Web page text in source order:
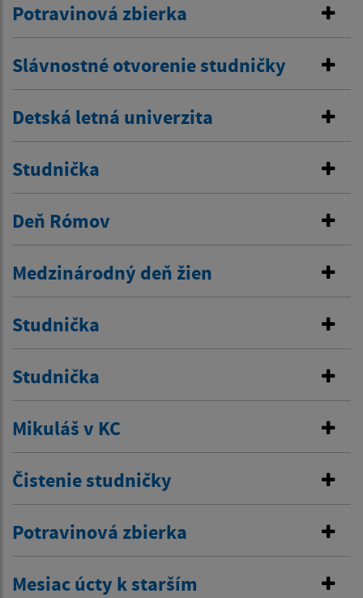
Potravinová zbierka
Slávnostné otvorenie studničky
Detská letná univerzita
Studnička
Deň Rómov
Medzinárodný deň žien
Studnička
Studnička
Mikuláš v KC
Čistenie studničky
Potravinová zbierka
Mesiac úcty k starším